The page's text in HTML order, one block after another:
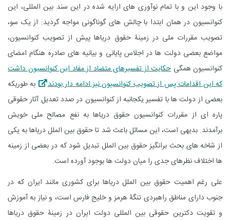
با وجود این و با تمام نوآوری های ارایه شده در این سند بین المللی، این
کنوانسیون در همان ابتدا با چالش های گوناگونی مواجه گردید: از یک سو،
تصویب مقررات ملی در زمینۀ حقوق دریاها پیش از تصویب کنوانسیون،
مواضع بعضی دولت ها در اجلاس پایانی و بیانیه های صادره هنگام امضای
کنوانسیون همگی حکایت از تفسیرهای متضاد از مفاد این کنوانسیون داشت
که این اقدامات پس از تصویب کنوانسیون نیز ادامه دار بودند
به طوریکه
بعضی از دولت ها با تفسیر یکجانبه از کنوانسیون در صدد تعدیل آثار حقوقی
پاره ای از مقررات کنوانسیون حقوق دریاها به نفع مصالح ملی خویش
برآمدند. بدیهی است، این مسائل باعث شد تا حقوق بین الملل دریاها به یکی
از شاخه های بحث برانگیز حقوق بین الملل تبدیل شود که در بعضی از زمینه
ها اختلاف نظرهای جدی را میان دولت ها بوجود آورده است.
علی رغم اهمیت حقوق بین الملل دریاها برای کشوری مانند ایران که در
جنوب دارای مناطق راهبردی تنگۀ هرمز و خلیج فارس است، و نیاز به آموزش
و تقویت دکترین حقوقی بین المللی دولت ایران در زمینۀ حقوق دریاها